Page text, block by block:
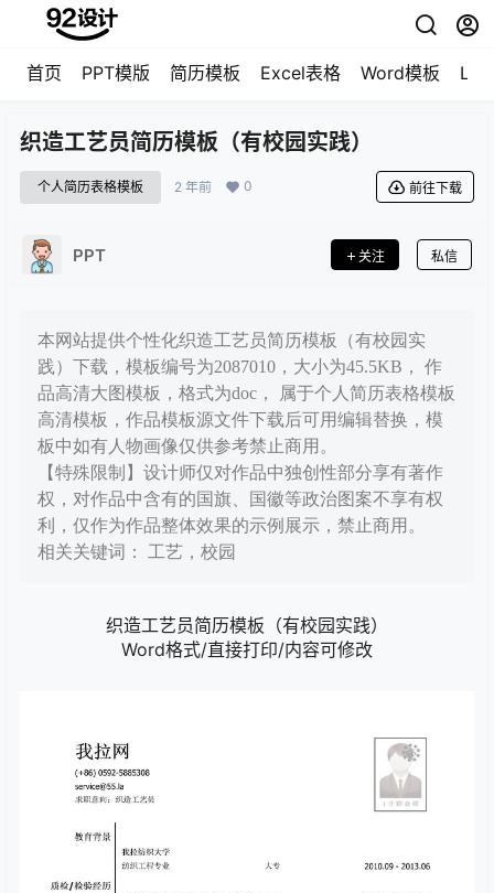
首页 PPT模版 简历模板 Excel表格 Word模板
织造工艺员简历模板（有校园实践）
个人简历表格模板 2 年前 0 前往下载
PPT 关注 私信
本网站提供个性化织造工艺员简历模板（有校园实
践）下载，模板编号为2087010，大小为45.5KB， 作
品高清大图模板，格式为doc， 属于个人简历表格模板
高清模板，作品模板源文件下载后可用编辑替换，模
板中如有人物画像仅供参考禁止商用。
【特殊限制】设计师仅对作品中独创性部分享有著作
权，对作品中含有的国旗、国徽等政治图案不享有权
利，仅作为作品整体效果的示例展示，禁止商用。
相关关键词： 工艺，校园
织造工艺员简历模板（有校园实践）
Word格式/直接打印/内容可修改